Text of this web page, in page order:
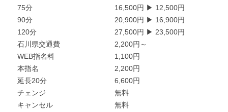
75分
16,500円 ▶ 12,500円
90分
20,900円 ▶ 16,900円
120分
27,500円 ▶ 23,500円
石川県交通費
2,200円～
WEB指名料
1,100円
本指名
2,200円
延長20分
6,600円
チェンジ
無料
キャンセル
無料